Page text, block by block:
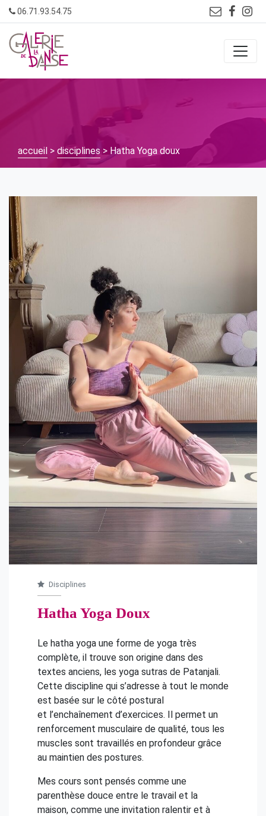
Skip
to
content
06.71.93.54.75
accueil > disciplines > Hatha Yoga doux
Disciplines
Hatha Yoga Doux
Le hatha yoga une forme de yoga très
complète, il trouve son origine dans des
textes anciens, les yoga sutras de Patanjali.
Cette discipline qui s’adresse à tout le monde
est basée sur le côté postural
et l’enchaînement d’exercices. Il permet un
renforcement musculaire de qualité, tous les
muscles sont travaillés en profondeur grâce
au maintien des postures.
Mes cours sont pensés comme une
parenthèse douce entre le travail et la
maison, comme une invitation ralentir et à